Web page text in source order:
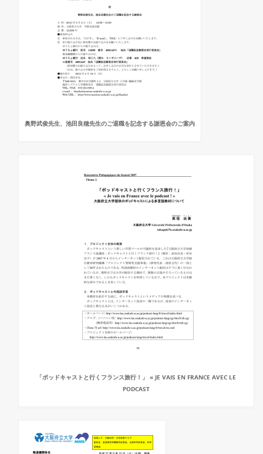
奥野武俊先生、池田良穂先生のご退職を記念する謝恩会のご案内
「ポッドキャストと行くフランス旅行！」 « JE VAIS EN FRANCE AVEC LE
PODCAST